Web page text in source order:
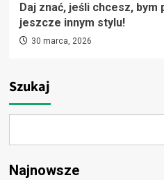
Daj znać, jeśli chcesz, bym
jeszcze innym stylu!
30 marca, 2026
Szukaj
Najnowsze